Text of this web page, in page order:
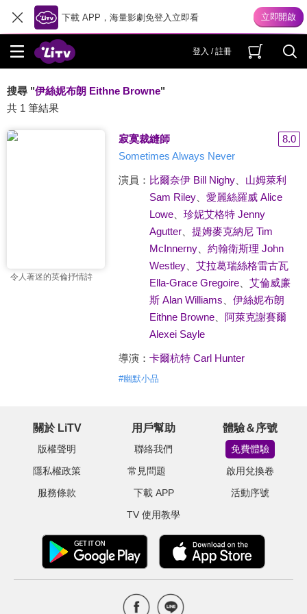
下載 APP，海量影劇免登入立即看
登入 / 註冊
搜尋 "伊絲妮布朗 Eithne Browne"
共 1 筆結果
令人著迷的英倫抒情詩
寂寞裁縫師
8.0
Sometimes Always Never
演員： 比爾奈伊 Bill Nighy、 山姆萊利
Sam Riley、 愛麗絲羅威 Alice
Lowe、 珍妮艾格特 Jenny
Agutter、 提姆麥克納尼 Tim
McInnerny、 約翰衛斯理 John
Westley、 艾拉葛瑞絲格雷古瓦
Ella-Grace Gregoire、 艾倫威廉
斯 Alan Williams
伊絲妮布朗
Eithne Browne、 阿萊克謝賽爾
Alexei Sayle
導演： 卡爾杭特 Carl Hunter
#幽默小品
關於 LiTV
版權聲明
隱私權政策
服務條款
用戶幫助
聯絡我們
常見問題
下載 APP
TV 使用教學
體驗＆序號
免費體驗
啟用兌換卷
活動序號